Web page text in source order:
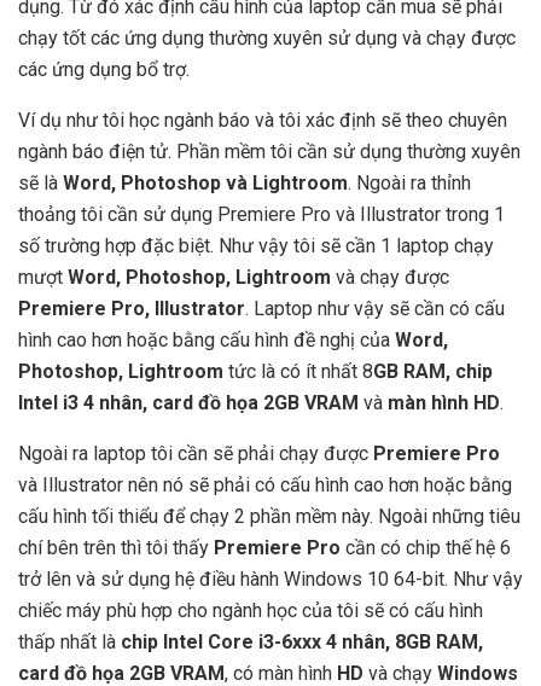
dụng. Từ đó xác định cấu hình của laptop cần mua sẽ phải
chạy tốt các ứng dụng thường xuyên sử dụng và chạy được
các ứng dụng bổ trợ.
Ví dụ như tôi học ngành báo và tôi xác định sẽ theo chuyên
ngành báo điện tử. Phần mềm tôi cần sử dụng thường xuyên
sẽ là Word, Photoshop và Lightroom. Ngoài ra thỉnh
thoảng tôi cần sử dụng Premiere Pro và Illustrator trong 1
số trường hợp đặc biệt. Như vậy tôi sẽ cần 1 laptop chạy
mượt Word, Photoshop, Lightroom và chạy được
Premiere Pro, Illustrator. Laptop như vậy sẽ cần có cấu
hình cao hơn hoặc bằng cấu hình đề nghị của Word,
Photoshop, Lightroom tức là có ít nhất 8GB RAM, chip
Intel i3 4 nhân, card đồ họa 2GB VRAM và màn hình HD.
Ngoài ra laptop tôi cần sẽ phải chạy được Premiere Pro
và Illustrator nên nó sẽ phải có cấu hình cao hơn hoặc bằng
cấu hình tối thiểu để chạy 2 phần mềm này. Ngoài những tiêu
chí bên trên thì tôi thấy Premiere Pro cần có chip thế hệ 6
trở lên và sử dụng hệ điều hành Windows 10 64-bit. Như vậy
chiếc máy phù hợp cho ngành học của tôi sẽ có cấu hình
thấp nhất là chip Intel Core i3-6xxx 4 nhân, 8GB RAM,
card đồ họa 2GB VRAM, có màn hình HD và chạy Windows